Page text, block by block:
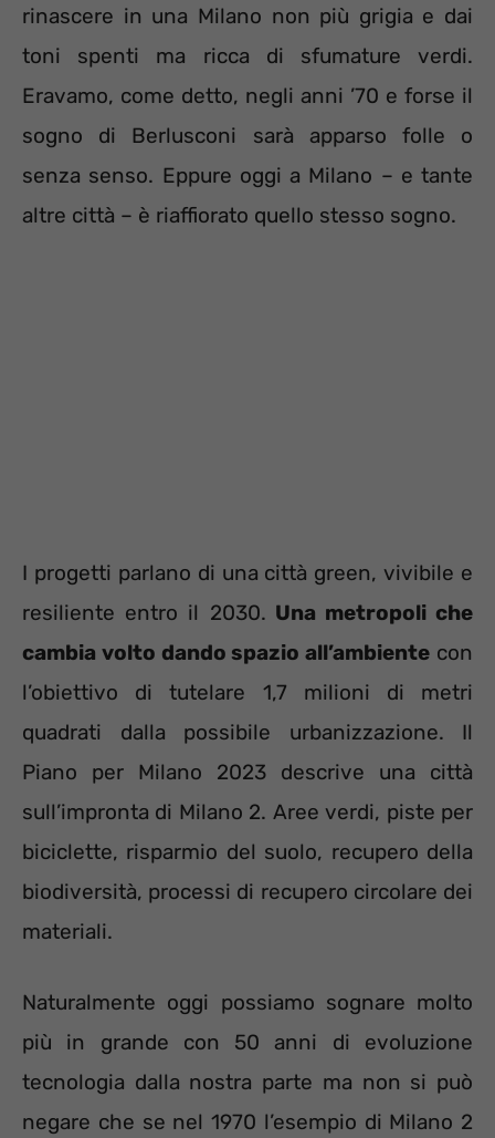
rinascere in una Milano non più grigia e dai
toni spenti ma ricca di sfumature verdi.
Eravamo, come detto, negli anni ’70 e forse il
sogno di Berlusconi sarà apparso folle o
senza senso. Eppure oggi a Milano – e tante
altre città – è riaffiorato quello stesso sogno.
I progetti parlano di una città green, vivibile e
resiliente entro il 2030. Una metropoli che
cambia volto dando spazio all’ambiente con
l’obiettivo di tutelare 1,7 milioni di metri
quadrati dalla possibile urbanizzazione. Il
Piano per Milano 2023 descrive una città
sull’impronta di Milano 2. Aree verdi, piste per
biciclette, risparmio del suolo, recupero della
biodiversità, processi di recupero circolare dei
materiali.
Naturalmente oggi possiamo sognare molto
più in grande con 50 anni di evoluzione
tecnologia dalla nostra parte ma non si può
negare che se nel 1970 l’esempio di Milano 2